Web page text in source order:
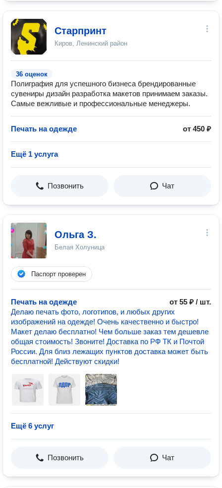
Старпринт
Киров, Ленинский район
36 оценок
Полиграфия для успешного бизнеса брендированные
сувениры ‍дизайн разработка макетов принимаем заказы.
Самые вежливые и профессиональные менеджеры.
Печать на одежде от 450 ₽
Ещё 1 услуга
Позвонить Чат
Ольга З.
Белая Холуница
Паспорт проверен
Печать на одежде
от 55 ₽ / шт.
Делаю печать фото, логотипов, и любых других
изображений на одежде! Очень качественно и быстро!
Макет делаю бесплатно! Чем больше заказ тем дешевле
общая стоимость! Звоните! Доставка по РФ ТК и Почтой
России. Для близ лежащих пунктов доставка может быть
бесплатной! Действуют скидки!
Ещё 6 услуг
Позвонить Чат